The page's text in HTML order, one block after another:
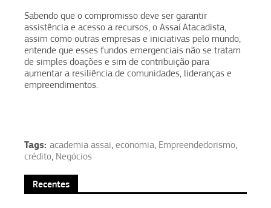
Sabendo que o compromisso deve ser garantir
assistência e acesso a recursos, o Assaí Atacadista,
assim como outras empresas e iniciativas pelo mundo,
entende que esses fundos emergenciais não se tratam
de simples doações e sim de contribuição para
aumentar a resiliência de comunidades, lideranças e
empreendimentos.
Tags: academia assai, economia, Empreendedorismo,
crédito, Negócios
Recentes